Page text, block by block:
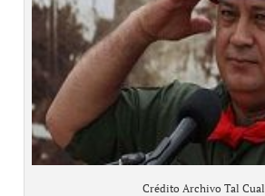
Crédito Archivo Tal Cual